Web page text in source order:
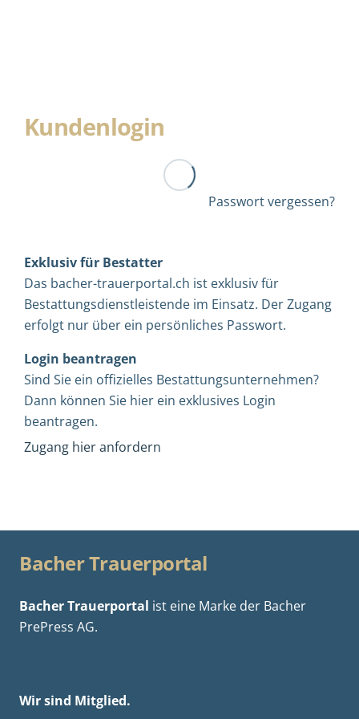
Kundenlogin
Passwort vergessen?
Exklusiv für Bestatter
Das bacher-trauerportal.ch ist exklusiv für
Bestattungsdienstleistende im Einsatz. Der Zugang
erfolgt nur über ein persönliches Passwort.
Login beantragen
Sind Sie ein offizielles Bestattungsunternehmen?
Dann können Sie hier ein exklusives Login
beantragen.
Zugang hier anfordern
Bacher Trauerportal
Bacher Trauerportal ist eine Marke der Bacher
PrePress AG.
Wir sind Mitglied.